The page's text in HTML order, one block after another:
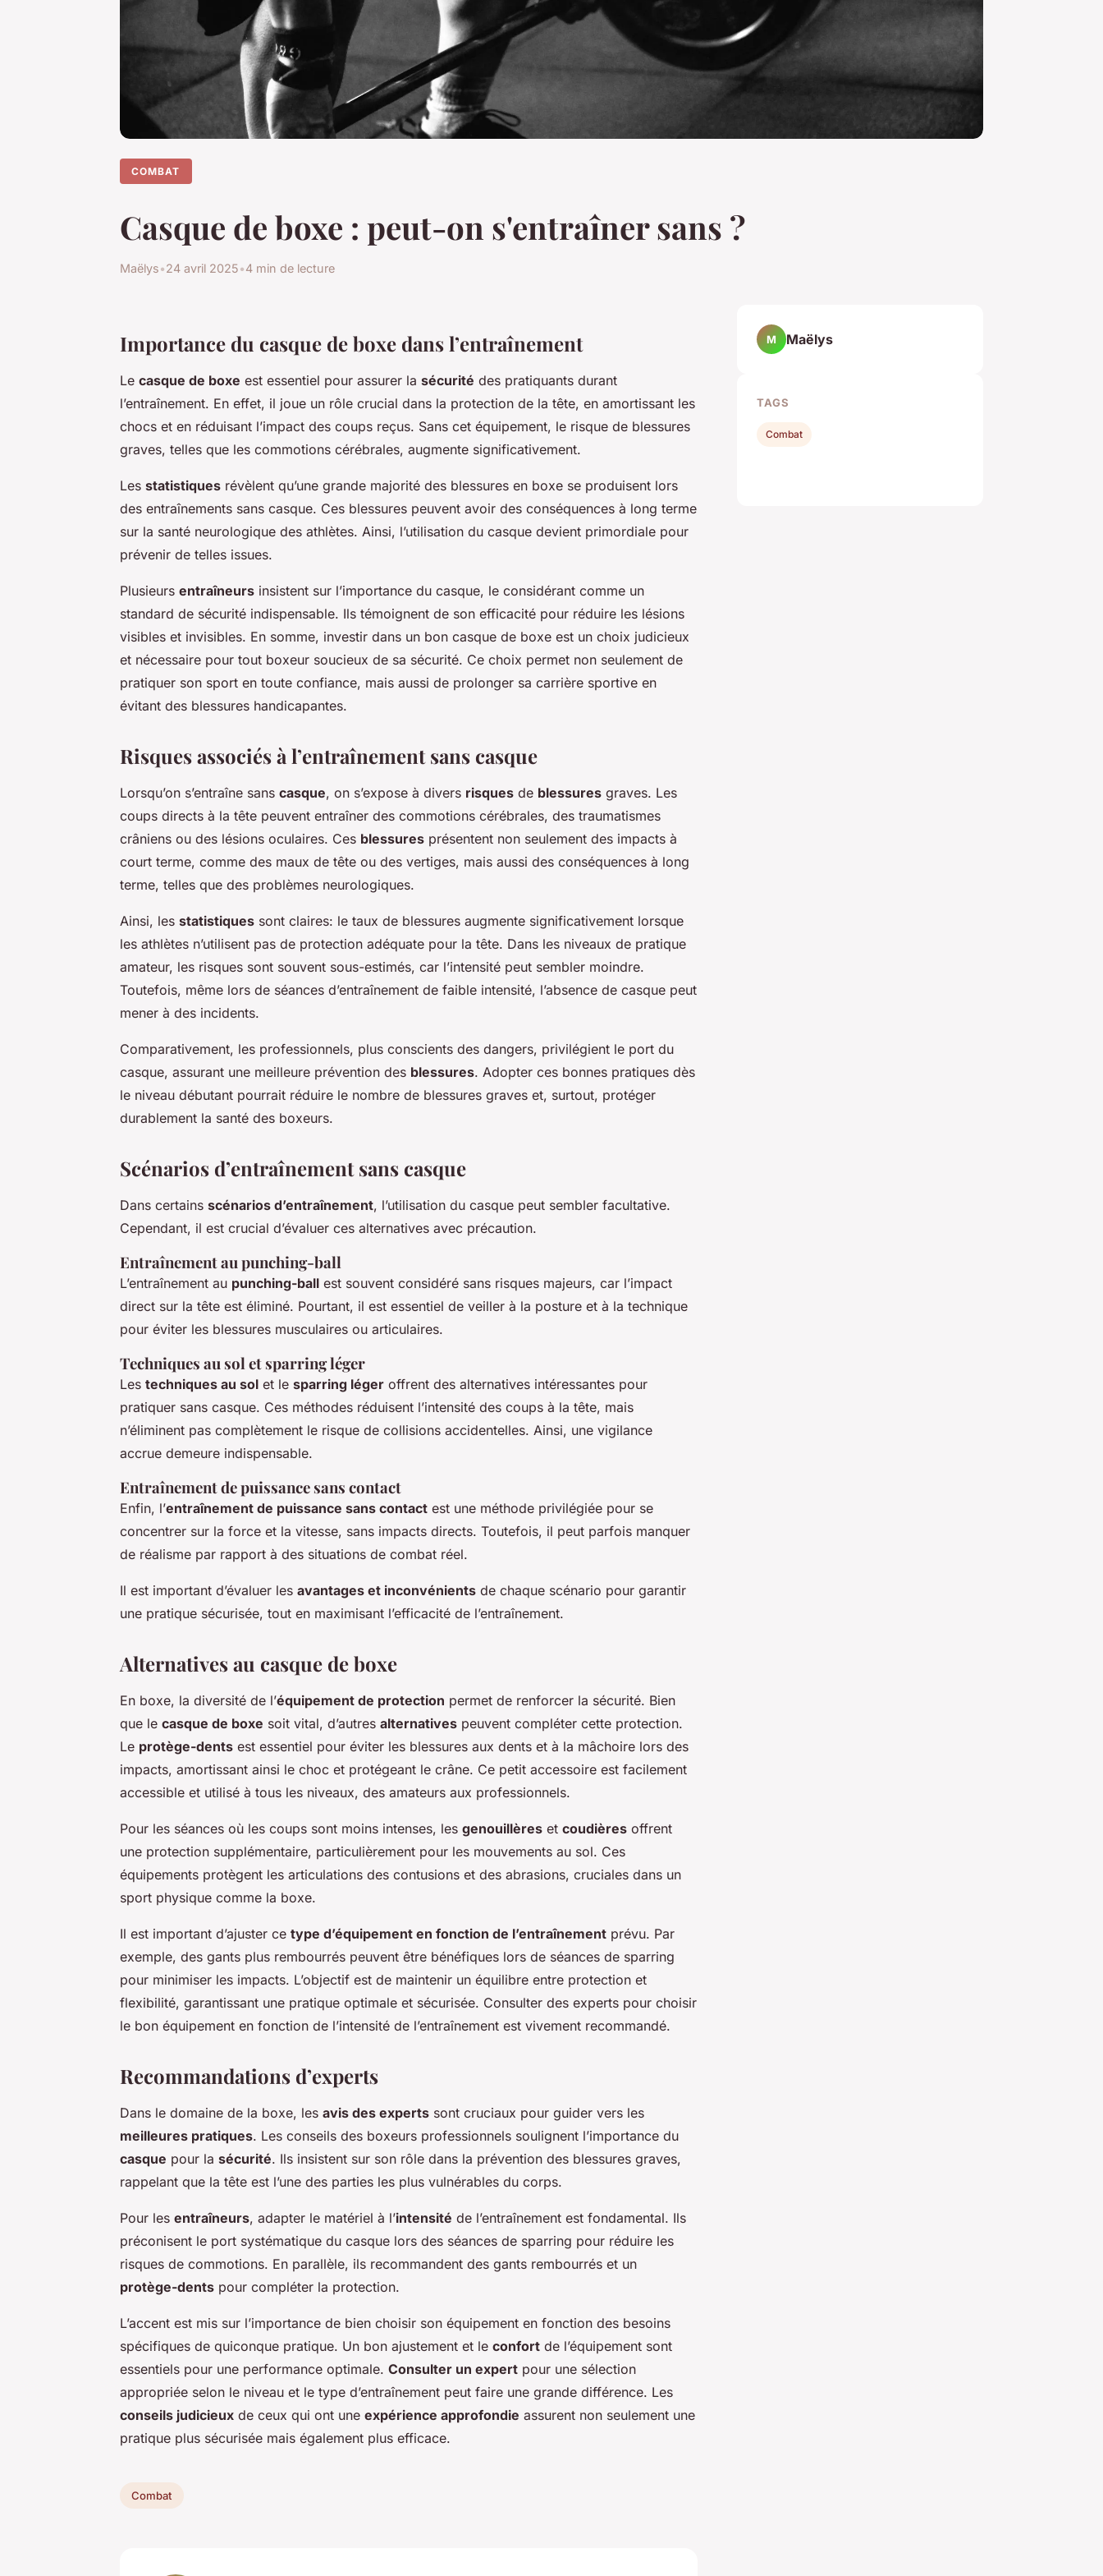
COMBAT
Casque de boxe : peut-on s'entraîner sans ?
Maëlys•24 avril 2025•4 min de lecture
Importance du casque de boxe dans l’entraînement
Le casque de boxe est essentiel pour assurer la sécurité des pratiquants durant
l’entraînement. En effet, il joue un rôle crucial dans la protection de la tête, en amortissant les
chocs et en réduisant l’impact des coups reçus. Sans cet équipement, le risque de blessures
graves, telles que les commotions cérébrales, augmente significativement.
Les statistiques révèlent qu’une grande majorité des blessures en boxe se produisent lors
des entraînements sans casque. Ces blessures peuvent avoir des conséquences à long terme
sur la santé neurologique des athlètes. Ainsi, l’utilisation du casque devient primordiale pour
prévenir de telles issues.
Plusieurs entraîneurs insistent sur l’importance du casque, le considérant comme un
standard de sécurité indispensable. Ils témoignent de son efficacité pour réduire les lésions
visibles et invisibles. En somme, investir dans un bon casque de boxe est un choix judicieux
et nécessaire pour tout boxeur soucieux de sa sécurité. Ce choix permet non seulement de
pratiquer son sport en toute confiance, mais aussi de prolonger sa carrière sportive en
évitant des blessures handicapantes.
Risques associés à l’entraînement sans casque
Lorsqu’on s’entraîne sans casque, on s’expose à divers risques de blessures graves. Les
coups directs à la tête peuvent entraîner des commotions cérébrales, des traumatismes
crâniens ou des lésions oculaires. Ces blessures présentent non seulement des impacts à
court terme, comme des maux de tête ou des vertiges, mais aussi des conséquences à long
terme, telles que des problèmes neurologiques.
Ainsi, les statistiques sont claires: le taux de blessures augmente significativement lorsque
les athlètes n’utilisent pas de protection adéquate pour la tête. Dans les niveaux de pratique
amateur, les risques sont souvent sous-estimés, car l’intensité peut sembler moindre.
Toutefois, même lors de séances d’entraînement de faible intensité, l’absence de casque peut
mener à des incidents.
Comparativement, les professionnels, plus conscients des dangers, privilégient le port du
casque, assurant une meilleure prévention des blessures. Adopter ces bonnes pratiques dès
le niveau débutant pourrait réduire le nombre de blessures graves et, surtout, protéger
durablement la santé des boxeurs.
Scénarios d’entraînement sans casque
Dans certains scénarios d’entraînement, l’utilisation du casque peut sembler facultative.
Cependant, il est crucial d’évaluer ces alternatives avec précaution.
Entraînement au punching-ball
L’entraînement au punching-ball est souvent considéré sans risques majeurs, car l’impact
direct sur la tête est éliminé. Pourtant, il est essentiel de veiller à la posture et à la technique
pour éviter les blessures musculaires ou articulaires.
Techniques au sol et sparring léger
Les techniques au sol et le sparring léger offrent des alternatives intéressantes pour
pratiquer sans casque. Ces méthodes réduisent l’intensité des coups à la tête, mais
n’éliminent pas complètement le risque de collisions accidentelles. Ainsi, une vigilance
accrue demeure indispensable.
Entraînement de puissance sans contact
Enfin, l’entraînement de puissance sans contact est une méthode privilégiée pour se
concentrer sur la force et la vitesse, sans impacts directs. Toutefois, il peut parfois manquer
de réalisme par rapport à des situations de combat réel.
Il est important d’évaluer les avantages et inconvénients de chaque scénario pour garantir
une pratique sécurisée, tout en maximisant l’efficacité de l’entraînement.
Alternatives au casque de boxe
En boxe, la diversité de l’équipement de protection permet de renforcer la sécurité. Bien
que le casque de boxe soit vital, d’autres alternatives peuvent compléter cette protection.
Le protège-dents est essentiel pour éviter les blessures aux dents et à la mâchoire lors des
impacts, amortissant ainsi le choc et protégeant le crâne. Ce petit accessoire est facilement
accessible et utilisé à tous les niveaux, des amateurs aux professionnels.
Pour les séances où les coups sont moins intenses, les genouillères et coudières offrent
une protection supplémentaire, particulièrement pour les mouvements au sol. Ces
équipements protègent les articulations des contusions et des abrasions, cruciales dans un
sport physique comme la boxe.
Il est important d’ajuster ce type d’équipement en fonction de l’entraînement prévu. Par
exemple, des gants plus rembourrés peuvent être bénéfiques lors de séances de sparring
pour minimiser les impacts. L’objectif est de maintenir un équilibre entre protection et
flexibilité, garantissant une pratique optimale et sécurisée. Consulter des experts pour choisir
le bon équipement en fonction de l’intensité de l’entraînement est vivement recommandé.
Recommandations d’experts
Dans le domaine de la boxe, les avis des experts sont cruciaux pour guider vers les
meilleures pratiques. Les conseils des boxeurs professionnels soulignent l’importance du
casque pour la sécurité. Ils insistent sur son rôle dans la prévention des blessures graves,
rappelant que la tête est l’une des parties les plus vulnérables du corps.
Pour les entraîneurs, adapter le matériel à l’intensité de l’entraînement est fondamental. Ils
préconisent le port systématique du casque lors des séances de sparring pour réduire les
risques de commotions. En parallèle, ils recommandent des gants rembourrés et un
protège-dents pour compléter la protection.
L’accent est mis sur l’importance de bien choisir son équipement en fonction des besoins
spécifiques de quiconque pratique. Un bon ajustement et le confort de l’équipement sont
essentiels pour une performance optimale. Consulter un expert pour une sélection
appropriée selon le niveau et le type d’entraînement peut faire une grande différence. Les
conseils judicieux de ceux qui ont une expérience approfondie assurent non seulement une
pratique plus sécurisée mais également plus efficace.
Combat
M Maëlys
TAGS
Combat